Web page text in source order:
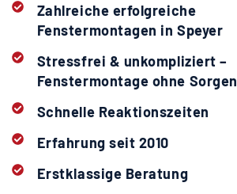
Zahlreiche erfolgreiche
Fenstermontagen in Speyer
Stressfrei & unkompliziert –
Fenstermontage ohne Sorgen
Schnelle Reaktionszeiten
Erfahrung seit 2010
Erstklassige Beratung